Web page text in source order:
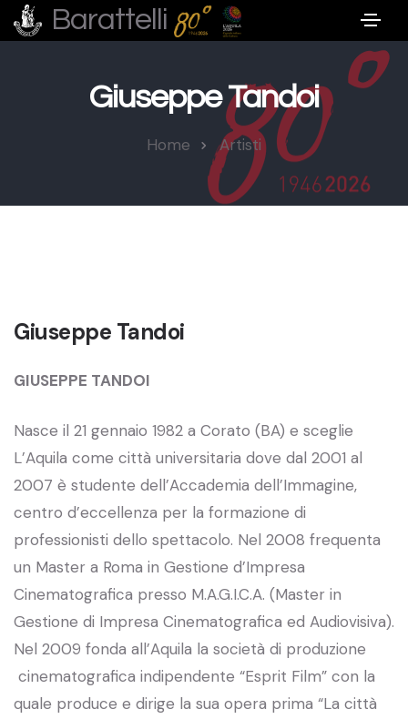
Barattelli
Giuseppe Tandoi
Home Artisti
Giuseppe Tandoi
GIUSEPPE TANDOI
Nasce il 21 gennaio 1982 a Corato (BA) e sceglie
L’Aquila come città universitaria dove dal 2001 al
2007 è studente dell’Accademia dell’Immagine,
centro d’eccellenza per la formazione di
professionisti dello spettacolo. Nel 2008 frequenta
un Master a Roma in Gestione d’Impresa
Cinematografica presso M.A.G.I.C.A. (Master in
Gestione di Impresa Cinematografica ed Audiovisiva).
Nel 2009 fonda all’Aquila la società di produzione
cinematografica indipendente “Esprit Film” con la
quale produce e dirige la sua opera prima “La città